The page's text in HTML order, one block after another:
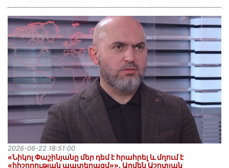
«Նիկոլ Փաշինյանը մեր դեմ է հրահրել և մղում է
«հիշողության պատերազմ»». Արմեն Աշոտյան
2026-06-22 18:51:00